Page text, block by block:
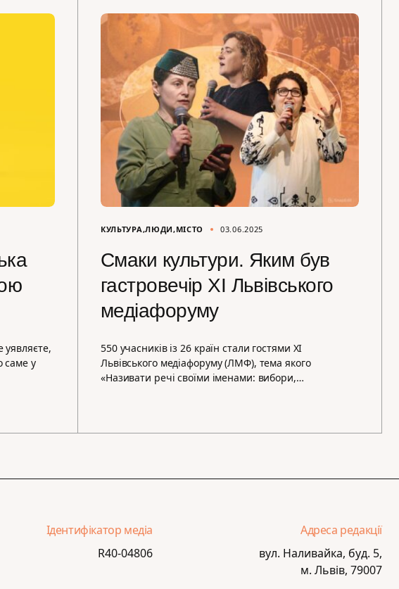
уявляєте,
саме у
КУЛЬТУРА ЛЮДИ МІСТО 03.06.2025
Смаки культури. Яким був
гастровечір XI Львівського
медіафоруму
550 учасників із 26 країн стали гостями XI
Львівського медіафоруму (ЛМФ), тема якого
«Називати речі своїми іменами: вибори,…
Ідентифікатор медіа
R40-04806
Адреса редакції
вул. Наливайка, буд. 5,
м. Львів, 79007